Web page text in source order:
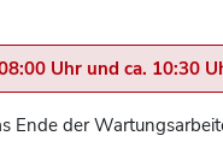
Uhr und ca. 10:30
der